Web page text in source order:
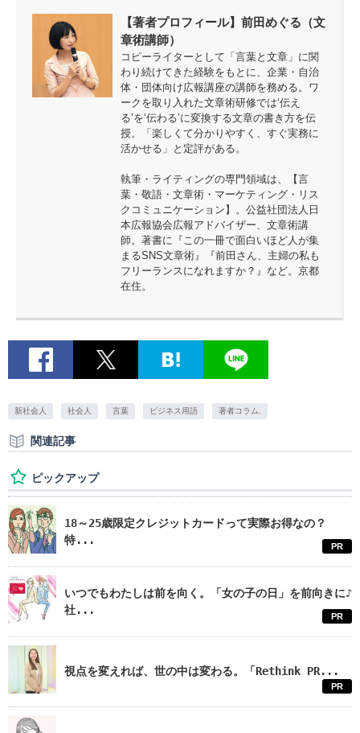
【著者プロフィール】前田めぐる（文
章術講師）
コピーライターとして「言葉と文章」に関
わり続けてきた経験をもとに、企業・自治
体・団体向け広報講座の講師を務める。ワ
ークを取り入れた文章術研修では‘伝え
る’を‘伝わる’に変換する文章の書き方を伝
授。「楽しくて分かりやすく、すぐ実務に
活かせる」と定評がある。
執筆・ライティングの専門領域は、【言
葉・敬語・文章術・マーケティング・リス
クコミュニケーション】。公益社団法人日
本広報協会広報アドバイザー、文章術講
師。著書に『この一冊で面白いほど人が集
まるSNS文章術』『前田さん、主婦の私も
フリーランスになれますか？』など。京都
在住。
新社会人 社会人 言葉 ビジネス用語 著者コラム.
関連記事
ピックアップ
18～25歳限定クレジットカードって実際お得なの？
特...
PR
いつでもわたしは前を向く。「女の子の日」を前向きに♪
社...
PR
視点を変えれば、世の中は変わる。「Rethink PR...
PR